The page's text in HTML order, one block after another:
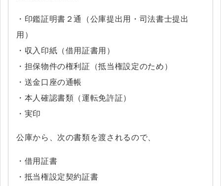
・印鑑証明書２通（公庫提出用・司法書士提出
用）
・収入印紙（借用証書用）
・担保物件の権利証（抵当権設定のため）
・送金口座の通帳
・本人確認書類（運転免許証）
・実印
公庫から、次の書類を渡されるので、
・借用証書
・抵当権設定契約証書